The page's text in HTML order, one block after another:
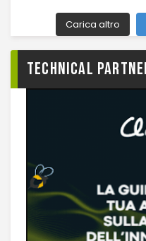
Carica altro
TECHNICAL